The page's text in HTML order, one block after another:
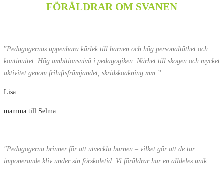
FÖRÄLDRAR OM SVANEN
”Pedagogernas uppenbara kärlek till barnen och hög personaltäthet och
kontinuitet. Hög ambitionsnivå i pedagogiken. Närhet till skogen och mycket
aktivitet genom friluftsfrämjandet, skridskoåkning mm.”
Lisa
mamma till Selma
"Pedagogerna brinner för att utveckla barnen – vilket gör att de tar
imponerande kliv under sin förskoletid. Vi föräldrar har en alldeles unik